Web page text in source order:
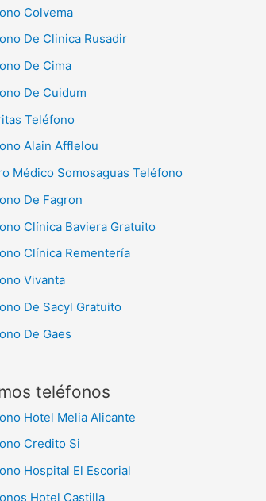
Colvema
De Clinica Rusadir
De Cima
De Cuidum
Teléfono
Alain Afflelou
Médico Somosaguas Teléfono
De Fagron
Clínica Baviera Gratuito
Clínica Rementería
Vivanta
De Sacyl Gratuito
De Gaes
teléfonos
Hotel Melia Alicante
Credito Si
Hospital El Escorial
Hotel Castilla